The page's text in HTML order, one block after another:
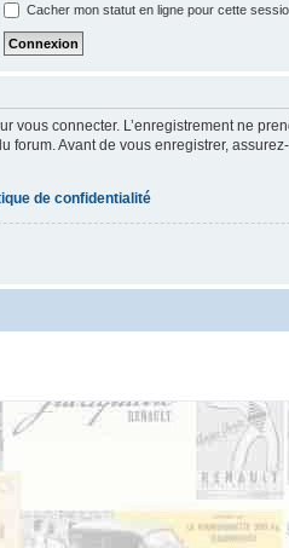
Cacher mon statut en ligne pour cette
vous connecter. L’enregistrement ne
forum. Avant de vous enregistrer,
de confidentialité